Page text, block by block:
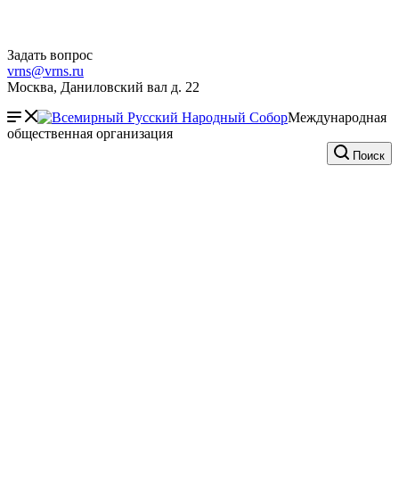
Задать вопрос
vrns@vrns.ru
Москва, Даниловский вал д. 22
Международная
общественная организация
Поиск